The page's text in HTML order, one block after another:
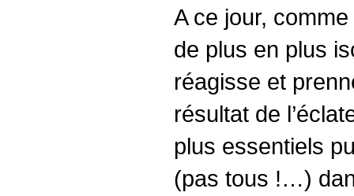
A ce jour,
de plus en plus
réagisse et
résultat de
plus essentiels
(pas tous !…)